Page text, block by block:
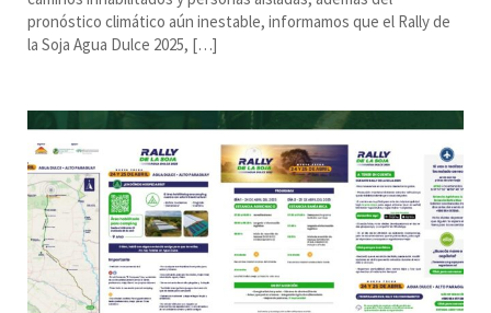
pronóstico climático aún inestable, informamos que el Rally de
la Soja Agua Dulce 2025, […]